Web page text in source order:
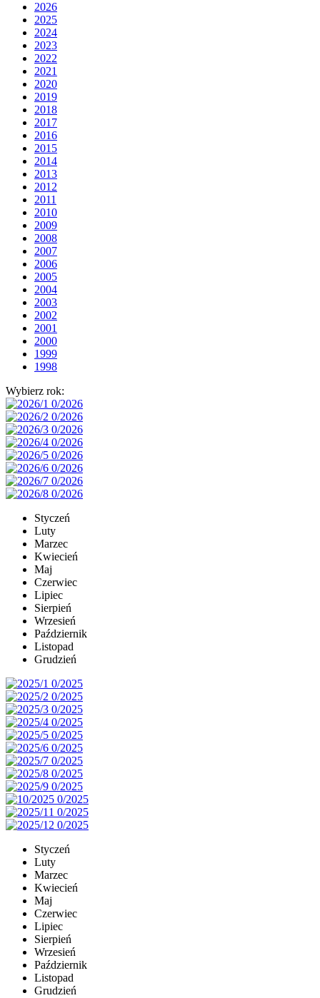
2026
2025
2024
2023
2022
2021
2020
2019
2018
2017
2016
2015
2014
2013
2012
2011
2010
2009
2008
2007
2006
2005
2004
2003
2002
2001
2000
1999
1998
Wybierz rok:
Styczeń
Luty
Marzec
Kwiecień
Maj
Czerwiec
Lipiec
Sierpień
Wrzesień
Październik
Listopad
Grudzień
Styczeń
Luty
Marzec
Kwiecień
Maj
Czerwiec
Lipiec
Sierpień
Wrzesień
Październik
Listopad
Grudzień